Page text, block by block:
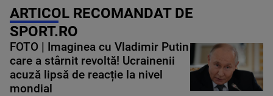
ARTICOL RECOMANDAT DE
SPORT.RO
FOTO | Imaginea cu Vladimir Putin
care a stârnit revoltă! Ucrainenii
acuză lipsă de reacție la nivel
mondial